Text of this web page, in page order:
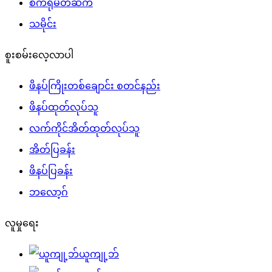
စက်ရုံမိတ်ဆက်
သမိုင်း
စူးစမ်းလေ့လာပါ
ဖိနပ်ကြိုးတစ်ချောင်း စတင်နည်း
ဖိနပ်ထုတ်လုပ်သူ
လက်ကိုင်အိတ်ထုတ်လုပ်သူ
အိတ်ပြခန်း
ဖိနပ်ပြခန်း
ဘလော့ဂ်
လူမှုရေး
ယူကျု့ဘ်